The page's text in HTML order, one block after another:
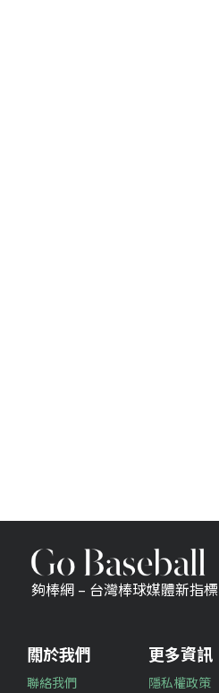
夠棒網 – 台灣棒球媒體新指標
關於我們
聯絡我們
更多資訊
隱私權政策